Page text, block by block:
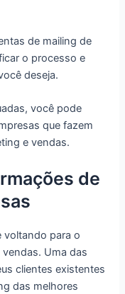
de mailing de
o processo e
deseja.
você pode
que fazem
e vendas.
de
voltando para o
Uma das
clientes existentes
das melhores